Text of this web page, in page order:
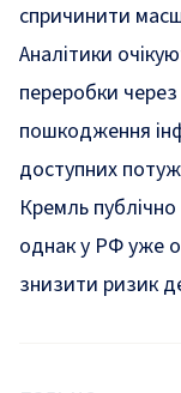
спричинити
Аналітики
переробки
пошкодження
доступних
Кремль
однак у РФ уже
знизити ризик